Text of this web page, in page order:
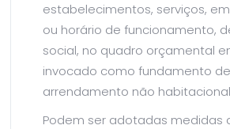
estabelecimentos, serviços,
ou horário de funcionamento,
social, no quadro orçamental
invocado como fundamento
arrendamento não
Podem ser adotadas